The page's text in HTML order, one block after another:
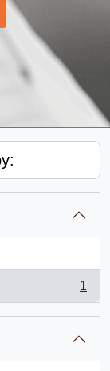
1